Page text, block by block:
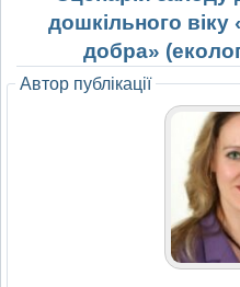
дошкільного віку
добра»
Автор публікації